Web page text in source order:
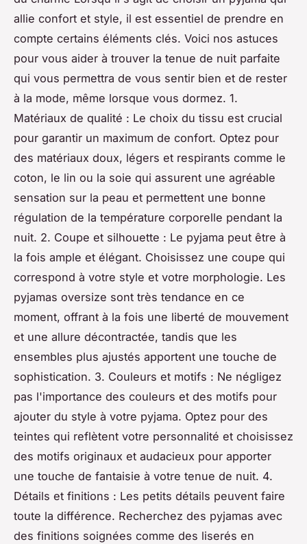
allie confort et style, il est essentiel de prendre en
compte certains éléments clés. Voici nos astuces
pour vous aider à trouver la tenue de nuit parfaite
qui vous permettra de vous sentir bien et de rester
à la mode, même lorsque vous dormez. 1.
Matériaux de qualité : Le choix du tissu est crucial
pour garantir un maximum de confort. Optez pour
des matériaux doux, légers et respirants comme le
coton, le lin ou la soie qui assurent une agréable
sensation sur la peau et permettent une bonne
régulation de la température corporelle pendant la
nuit. 2. Coupe et silhouette : Le pyjama peut être à
la fois ample et élégant. Choisissez une coupe qui
correspond à votre style et votre morphologie. Les
pyjamas oversize sont très tendance en ce
moment, offrant à la fois une liberté de mouvement
et une allure décontractée, tandis que les
ensembles plus ajustés apportent une touche de
sophistication. 3. Couleurs et motifs : Ne négligez
pas l'importance des couleurs et des motifs pour
ajouter du style à votre pyjama. Optez pour des
teintes qui reflètent votre personnalité et choisissez
des motifs originaux et audacieux pour apporter
une touche de fantaisie à votre tenue de nuit. 4.
Détails et finitions : Les petits détails peuvent faire
toute la différence. Recherchez des pyjamas avec
des finitions soignées comme des liserés en